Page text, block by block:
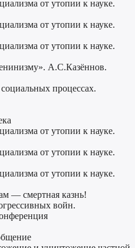
от утопии к науке.
от утопии к науке.
от утопии к науке.
А.С.Казённов.
процессах.
от утопии к науке.
от утопии к науке.
от утопии к науке.
— смертная казнь!
войн.